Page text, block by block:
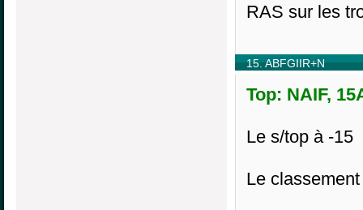
RAS sur les
15. ABFGIIR+N
Top: NAIF,
Le s/top à -15
Le